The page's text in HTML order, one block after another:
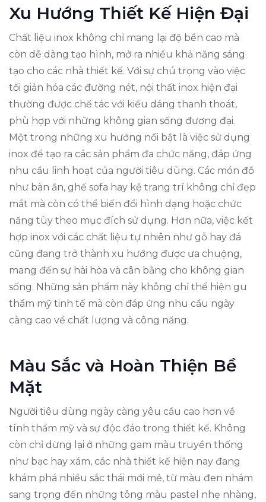
Xu Hướng Thiết Kế Hiện Đại
Chất liệu inox không chỉ mang lại độ bền cao mà
còn dễ dàng tạo hình, mở ra nhiều khả năng sáng
tạo cho các nhà thiết kế. Với sự chú trọng vào việc
tối giản hóa các đường nét, nội thất inox hiện đại
thường được chế tác với kiểu dáng thanh thoát,
phù hợp với những không gian sống đương đại.
Một trong những xu hướng nổi bật là việc sử dụng
inox để tạo ra các sản phẩm đa chức năng, đáp ứng
nhu cầu linh hoạt của người tiêu dùng. Các món đồ
như bàn ăn, ghế sofa hay kệ trang trí không chỉ đẹp
mắt mà còn có thể biến đổi hình dạng hoặc chức
năng tùy theo mục đích sử dụng. Hơn nữa, việc kết
hợp inox với các chất liệu tự nhiên như gỗ hay đá
cũng đang trở thành xu hướng được ưa chuộng,
mang đến sự hài hòa và cân bằng cho không gian
sống. Những sản phẩm này không chỉ thể hiện gu
thẩm mỹ tinh tế mà còn đáp ứng nhu cầu ngày
càng cao về chất lượng và công năng.
Màu Sắc và Hoàn Thiện Bề
Mặt
Người tiêu dùng ngày càng yêu cầu cao hơn về
tính thẩm mỹ và sự độc đáo trong thiết kế. Không
còn chỉ dừng lại ở những gam màu truyền thống
như bạc hay xám, các nhà thiết kế hiện nay đang
khám phá nhiều sắc thái mới mẻ, từ màu đen nhám
sang trọng đến những tông màu pastel nhẹ nhàng,